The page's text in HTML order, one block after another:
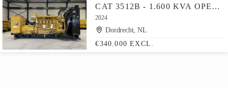
CAT 3512B - 1.600 KVA OPEN GENERATOR - DPX-18102
2024
Dordrecht, NL
€340.000 EXCL.